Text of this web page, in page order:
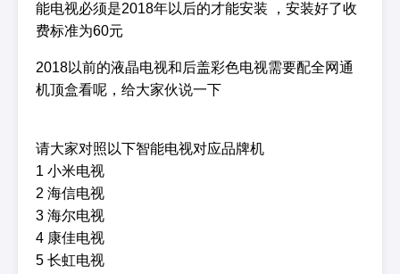
能电视必须是2018年以后的才能安装 ，安装好了收
费标准为60元
2018以前的液晶电视和后盖彩色电视需要配全网通
机顶盒看呢，给大家伙说一下
请大家对照以下智能电视对应品牌机
1 小米电视
2 海信电视
3 海尔电视
4 康佳电视
5 长虹电视